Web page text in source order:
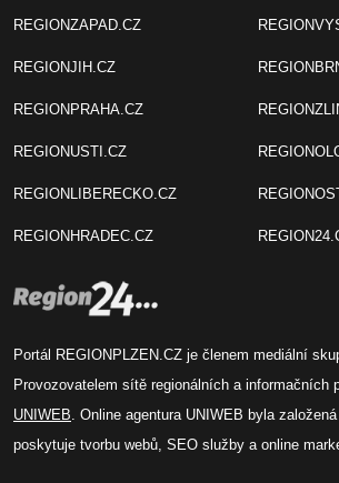
REGIONZAPAD.CZ
REGIONJIH.CZ
REGIONPRAHA.CZ
REGIONUSTI.CZ
REGIONLIBERECKO.CZ
REGIONHRADEC.CZ
Portál REGIONPLZEN.CZ je členem mediální
Provozovatelem sítě regionálních a informačních
UNIWEB. Online agentura UNIWEB byla
poskytuje tvorbu webů, SEO služby a online